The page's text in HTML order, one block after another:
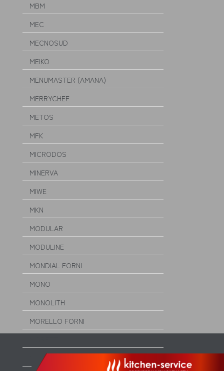
MBM
MEC
MECNOSUD
MEIKO
MENUMASTER (AMANA)
MERRYCHEF
METOS
MFK
MICRODOS
MINERVA
MIWE
MKN
MODULAR
MODULINE
MONDIAL FORNI
MONO
MONOLITH
MORELLO FORNI
MORICE